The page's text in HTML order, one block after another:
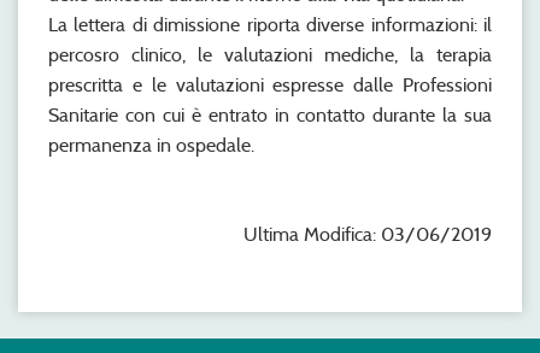
La lettera di dimissione riporta diverse informazioni: il
percosro clinico, le valutazioni mediche, la terapia
prescritta e le valutazioni espresse dalle Professioni
Sanitarie con cui è entrato in contatto durante la sua
permanenza in ospedale.
Ultima Modifica: 03/06/2019